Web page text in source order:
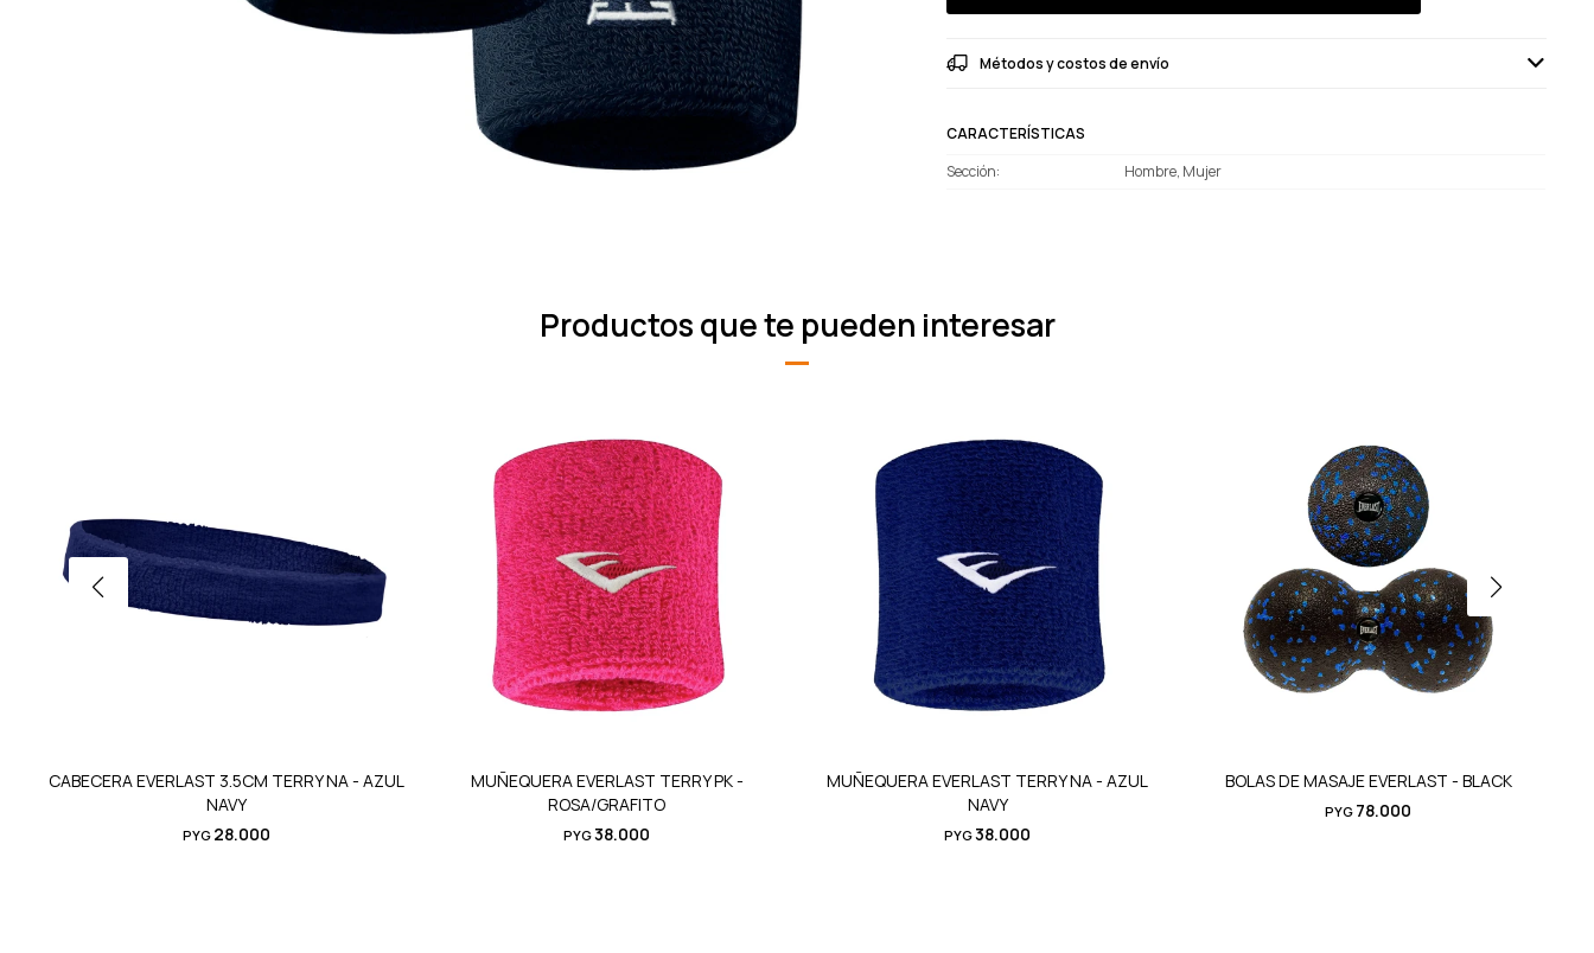
Métodos y costos de envío
CARACTERÍSTICAS
Sección
Hombre, Mujer
Productos que te pueden interesar
CABECERA EVERLAST 3.5CM TERRY NA - AZUL
NAVY
PYG 28.000
MUÑEQUERA EVERLAST TERRY PK -
ROSA/GRAFITO
PYG38.000
MUÑEQUERA EVERLAST TERRY NA - AZUL
NAVY
PYG38.000
BOLAS DE MASAJE EVERLAST - BLACK
PYG 78.000